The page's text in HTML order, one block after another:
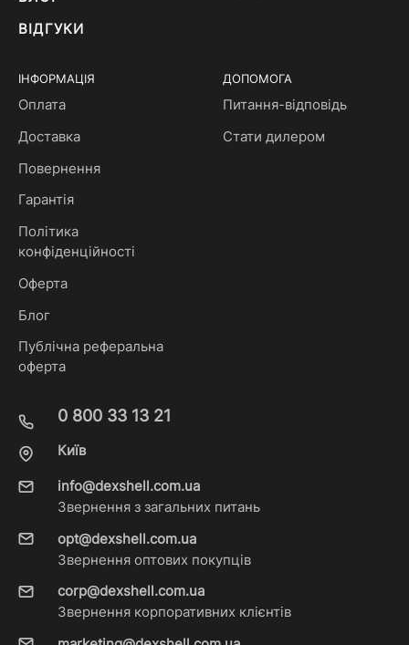
ВІДГУКИ
ІНФОРМАЦІЯ
Оплата
Доставка
Повернення
Гарантія
Політика
конфіденційності
Оферта
Блог
Публічна реферальна
оферта
ДОПОМОГА
Питання-відповідь
Стати дилером
0 800 33 13 21
Київ
info@dexshell.com.ua
Звернення з загальних питань
opt@dexshell.com.ua
Звернення оптових покупців
corp@dexshell.com.ua
Звернення корпоративних клієнтів